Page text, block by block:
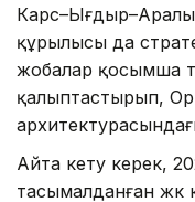
құрылысы да
жобалар қосымша
қалыптастырып,
Айта кету керек,
тасымалданған жүк